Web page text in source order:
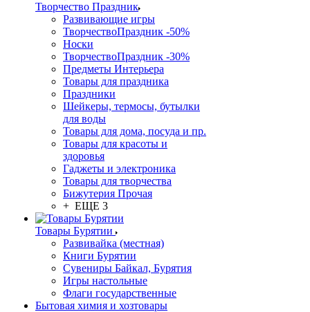
Творчество Праздник
Развивающие игры
ТворчествоПраздник -50%
Носки
ТворчествоПраздник -30%
Предметы Интерьера
Товары для праздника
Праздники
Шейкеры, термосы, бутылки
для воды
Товары для дома, посуда и пр.
Товары для красоты и
здоровья
Гаджеты и электроника
Товары для творчества
Бижутерия Прочая
+ ЕЩЕ 3
Товары Бурятии
Развивайка (местная)
Книги Бурятии
Сувениры Байкал, Бурятия
Игры настольные
Флаги государственные
Бытовая химия и хозтовары